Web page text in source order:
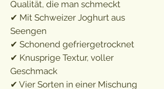
Qualität, die man schmeckt
✔ Mit Schweizer Joghurt aus
Seengen
✔ Schonend gefriergetrocknet
✔ Knusprige Textur, voller
Geschmack
✔ Vier Sorten in einer Mischung